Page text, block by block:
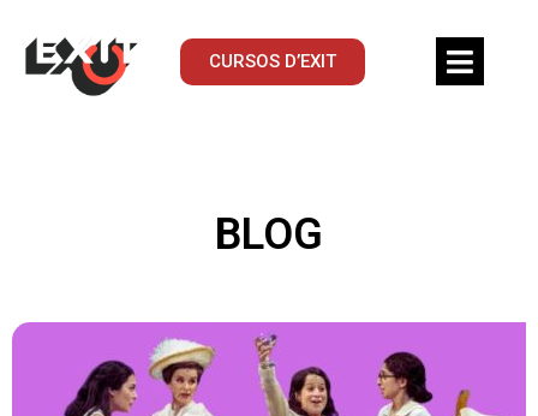
CURSOS D’EXIT
BLOG